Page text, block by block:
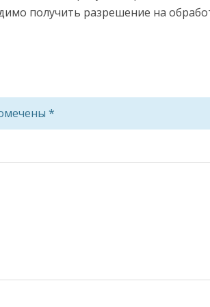
получить разрешение на
*